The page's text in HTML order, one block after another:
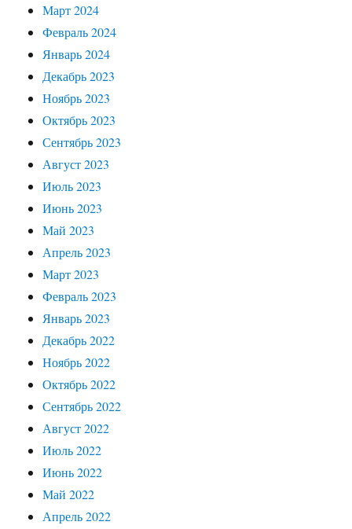
Март 2024
Февраль 2024
Январь 2024
Декабрь 2023
Ноябрь 2023
Октябрь 2023
Сентябрь 2023
Август 2023
Июль 2023
Июнь 2023
Май 2023
Апрель 2023
Март 2023
Февраль 2023
Январь 2023
Декабрь 2022
Ноябрь 2022
Октябрь 2022
Сентябрь 2022
Август 2022
Июль 2022
Июнь 2022
Май 2022
Апрель 2022